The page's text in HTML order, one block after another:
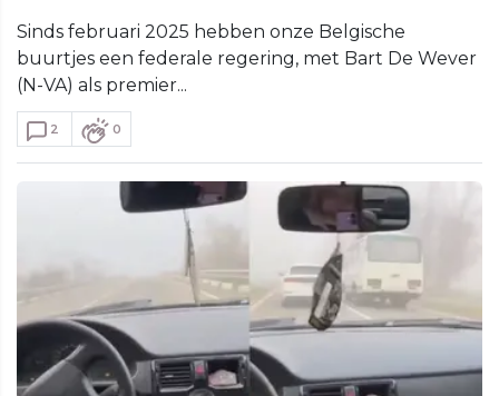
Sinds februari 2025 hebben onze Belgische
buurtjes een federale regering, met Bart De Wever
(N-VA) als premier...
2 0